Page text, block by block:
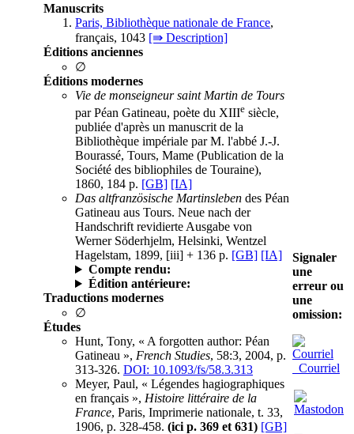
Manuscrits
Paris, Bibliothèque nationale de France,
français, 1043 [⇛ Description]
Éditions anciennes
∅
Éditions modernes
Vie de monseigneur saint Martin de Tours
par Péan Gatineau, poète du XIIIe siècle,
publiée d'après un manuscrit de la
Bibliothèque impériale par M. l'abbé J.-J.
Bourassé, Tours, Mame (Publication de la
Société des bibliophiles de Touraine),
1860, 184 p. [GB] [IA]
Das altfranzösische Martinsleben des Péan
Gatineau aus Tours. Neue nach der
Handschrift revidierte Ausgabe von
Werner Söderhjelm, Helsinki, Wentzel
Hagelstam, 1899, [iii] + 136 p. [GB] [IA]
Compte rendu:
Édition antérieure:
Traductions modernes
∅
Études
Hunt, Tony, « A forgotten author: Péan
Gatineau », French Studies, 58:3, 2004, p.
313-326. DOI: 10.1093/fs/58.3.313
Meyer, Paul, « Légendes hagiographiques
en français », Histoire littéraire de la
France, Paris, Imprimerie nationale, t. 33,
1906, p. 328-458. (ici p. 369 et 631) [GB]
Signaler
une
erreur ou
une
omission:
Courriel